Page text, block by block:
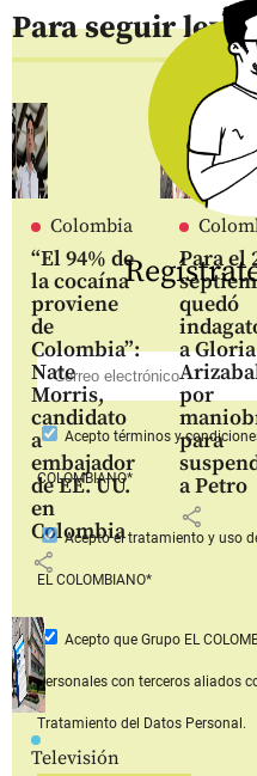
Para seguir
Colombia
“El 94% de
la cocaína
proviene
de
Colombia”:
Nate
Morris,
candidato
a
embajador
de EE. UU.
en
Colombia
share
Para el
quedó
a Gloria
por
para
a Petro
share
Televisión
Aceptotérminos y
COLOMBIANO*
Aceptoel tratamiento y uso
EL COLOMBIANO*
Acepto que Grupo EL
personales con terceros aliados
Tratamiento del Datos Personal.